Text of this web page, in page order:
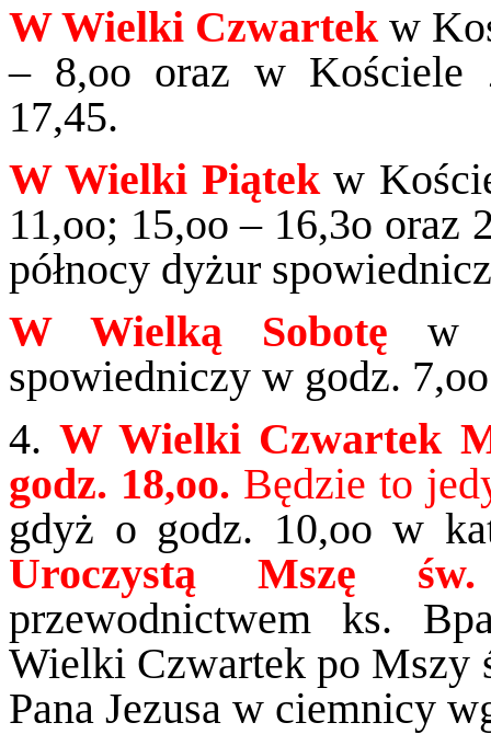
W Wielki Czwartek w
– 8,oo oraz w Kościele
17,45.
W Wielki Piątek w
11,oo; 15,oo – 16,3o oraz
północy dyżur
W Wielką Sobotę
w
spowiedniczy w godz.
4.W Wielki Czwartek
godz. 18,oo. Będzie to
gdyż o godz. 10,oo w
Uroczystą Mszę
przewodnictwem ks.
Wielki Czwartek po Mszy
Pana Jezusa w ciemnicy